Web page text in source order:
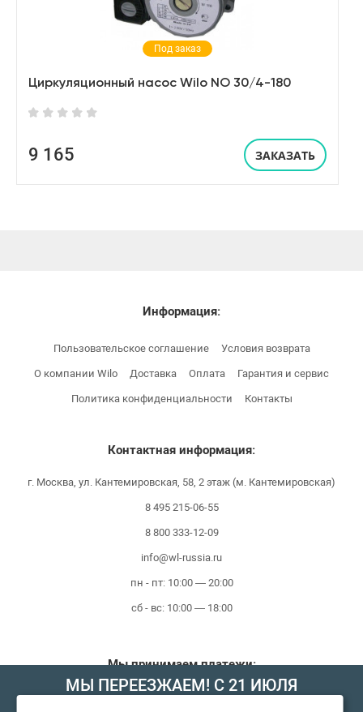
Под заказ
Циркуляционный насос Wilo NO 30/4-180
9 165 ЗАКАЗАТЬ
МЫ ПЕРЕЕЗЖАЕМ! С 21 ИЮЛЯ
Информация:
Пользовательское соглашение Условия возврата
О компании Wilo Доставка Оплата Гарантия и сервис
Политика конфиденциальности Контакты
Контактная информация:
г. Москва, ул. Кантемировская, 58, 2 этаж (м. Кантемировская)
8 495 215-06-55
8 800 333-12-09
info@wl-russia.ru
пн - пт: 10:00 — 20:00
сб - вс: 10:00 — 18:00
Мы принимаем платежи: